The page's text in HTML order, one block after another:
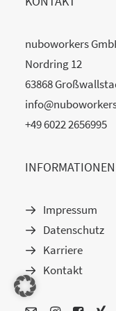
nuboworkers
Nordring 12
63868
+49 6022 2656995
INFORMATIONEN
Impressum
Datenschutz
Karriere
Kontakt